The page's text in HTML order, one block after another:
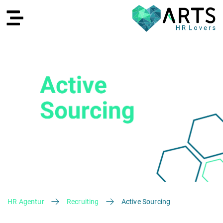
Recruiting Agentur
HR Services
HR Agentur Recruiting Active Sourcing